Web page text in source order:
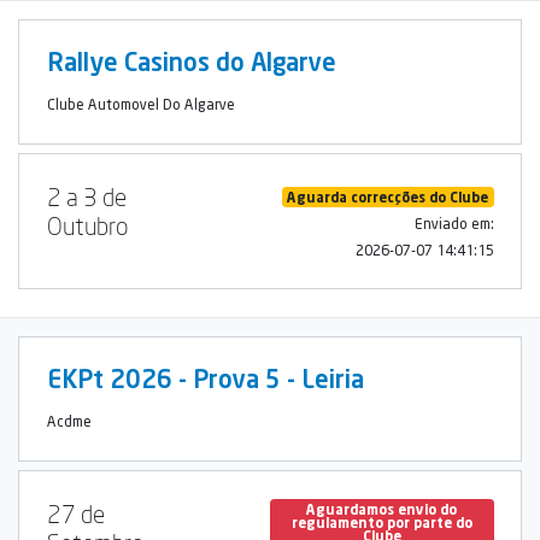
Rallye Casinos do Algarve
Clube Automovel Do Algarve
2 a 3 de
Outubro
Aguarda correcções do Clube
Enviado em:
2026-07-07 14:41:15
EKPt 2026 - Prova 5 - Leiria
Acdme
27 de
Aguardamos envio do
regulamento por parte do
Clube